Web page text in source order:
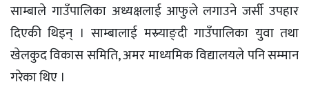
साम्बाले गाउँपालिका अध्यक्षलाई आफुले लगाउने जर्सी उपहार
दिएकी थिइन् । साम्बालाई मस्र्याङ्दी गाउँपालिका युवा तथा
खेलकुद विकास समिति, अमर माध्यमिक विद्यालयले पनि सम्मान
गरेका थिए ।